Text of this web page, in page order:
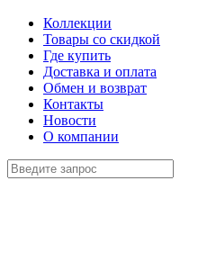
Коллекции
Товары со скидкой
Где купить
Доставка и оплата
Обмен и возврат
Контакты
Новости
О компании